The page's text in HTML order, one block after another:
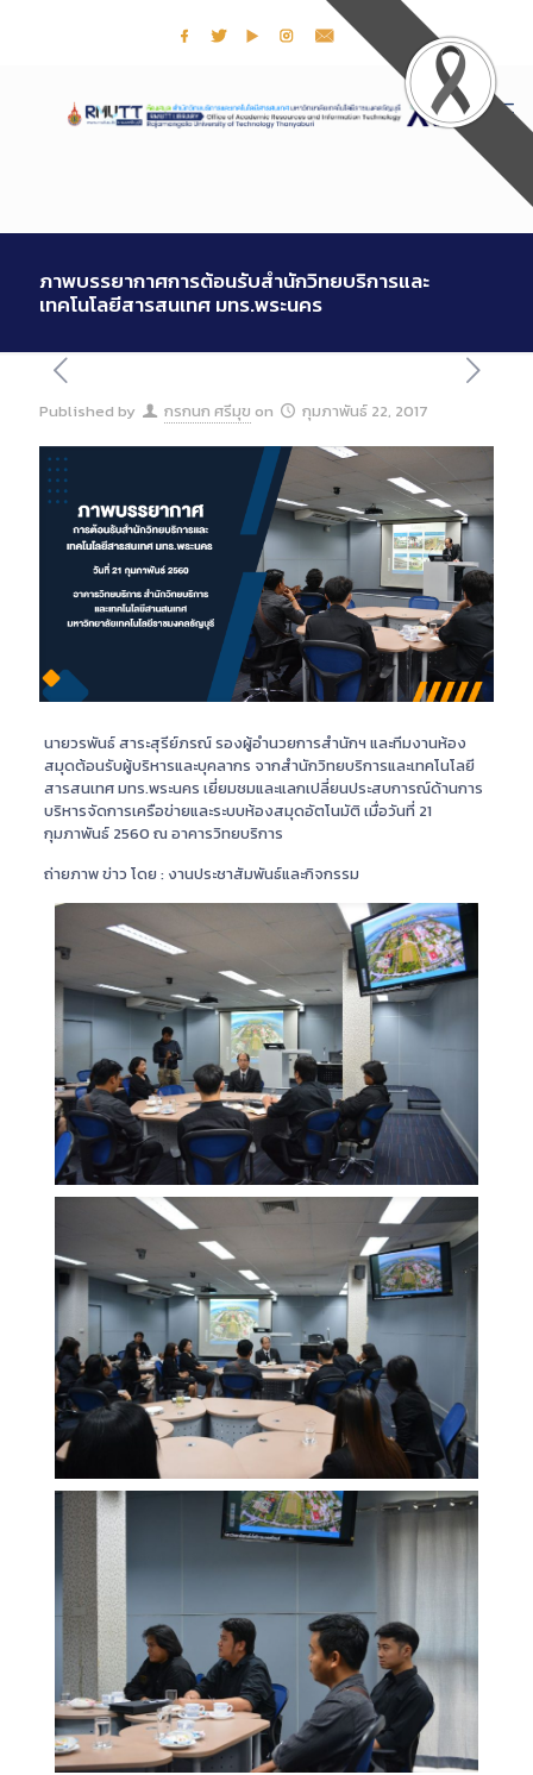
ภาพบรรยากาศการต้อนรับสำนักวิทยบริการและ
เทคโนโลยีสารสนเทศ มทร.พระนคร
Published by กรกนก ศรีมุข on กุมภาพันธ์ 22, 2017
นายวรพันธ์ สาระสุรีย์ภรณ์ รองผู้อำนวยการสำนักฯ และทีมงานห้อง
สมุดต้อนรับผู้บริหารและบุคลากร จากสำนักวิทยบริการและเทคโนโลยี
สารสนเทศ มทร.พระนคร เยี่ยมชมและแลกเปลี่ยนประสบการณ์ด้านการ
บริหารจัดการเครือข่ายและระบบห้องสมุดอัตโนมัติ เมื่อวันที่ 21
กุมภาพันธ์ 2560 ณ อาคารวิทยบริการ
ถ่ายภาพ ข่าว โดย : งานประชาสัมพันธ์และกิจกรรม